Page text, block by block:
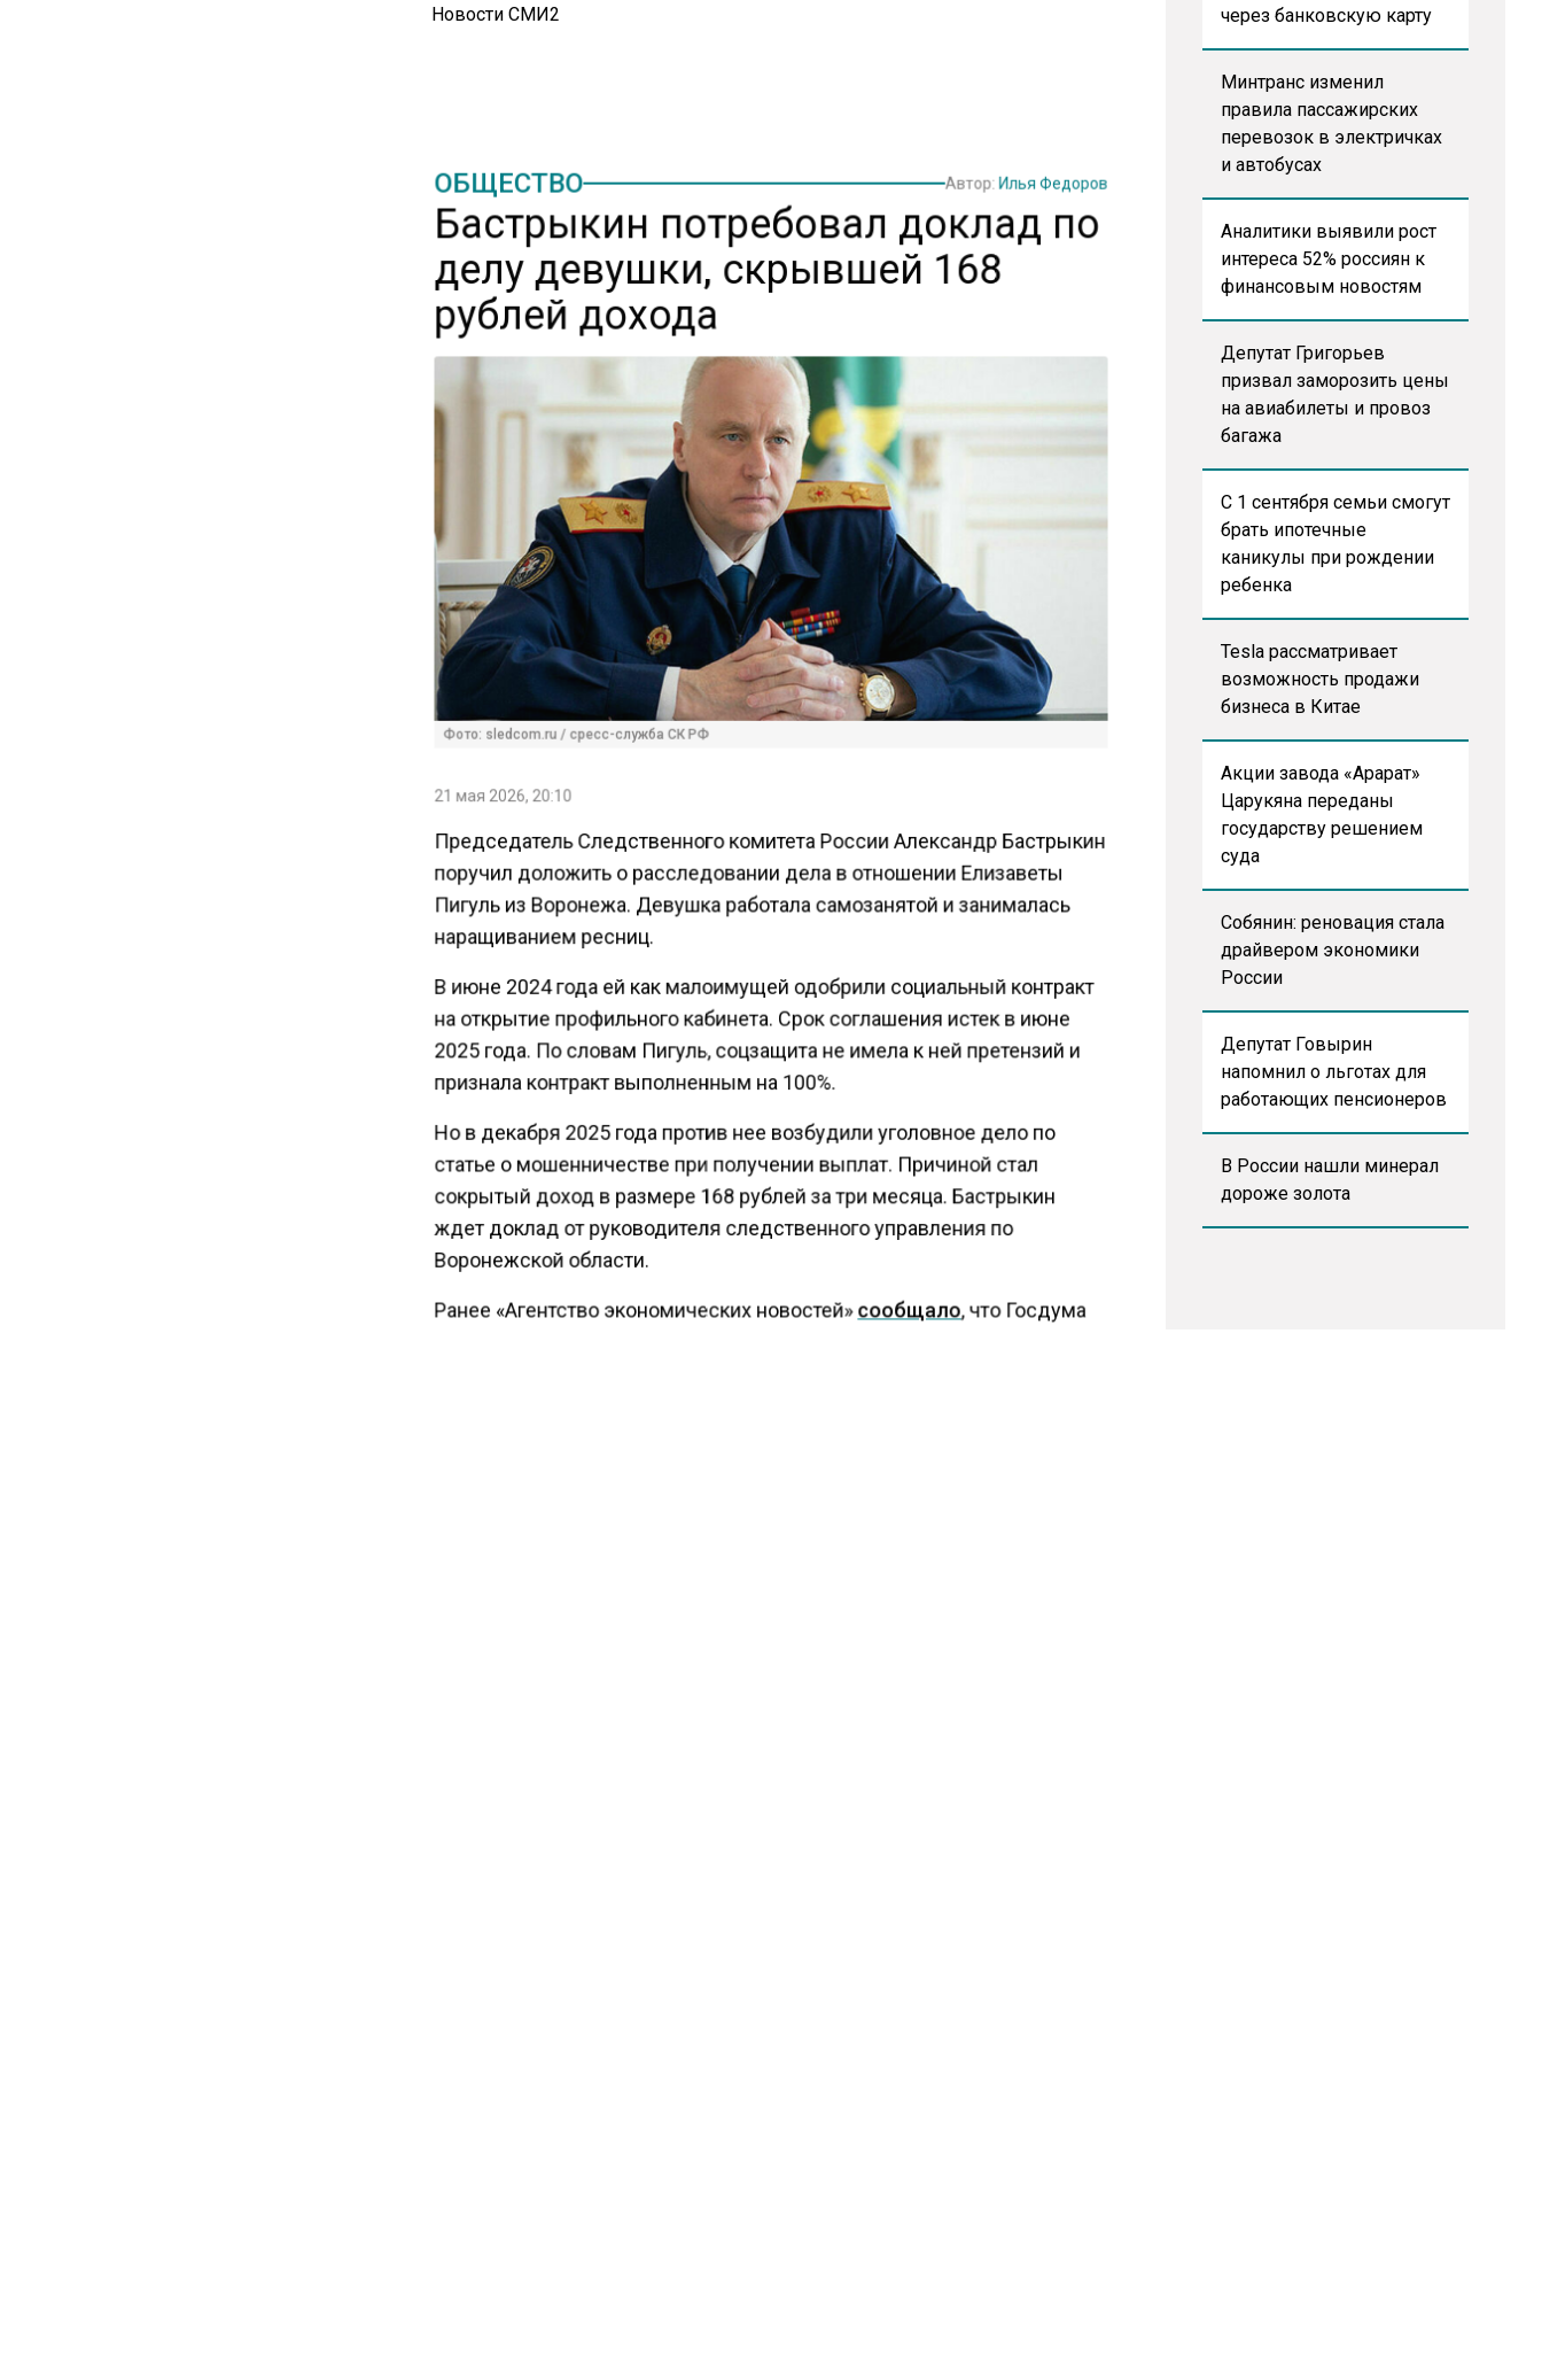
Новости СМИ2
ОБЩЕСТВО Автор:Илья Федоров
Бастрыкин потребовал доклад по
делу девушки, скрывшей 168
рублей дохода
Фото: sledcom.ru / сресс-служба СК РФ
21 мая 2026, 20:10
Председатель Следственного комитета России Александр Бастрыкин
поручил доложить о расследовании дела в отношении Елизаветы
Пигуль из Воронежа. Девушка работала самозанятой и занималась
наращиванием ресниц.
В июне 2024 года ей как малоимущей одобрили социальный контракт
на открытие профильного кабинета. Срок соглашения истек в июне
2025 года. По словам Пигуль, соцзащита не имела к ней претензий и
признала контракт выполненным на 100%.
Но в декабря 2025 года против нее возбудили уголовное дело по
статье о мошенничестве при получении выплат. Причиной стал
сокрытый доход в размере 168 рублей за три месяца. Бастрыкин
ждет доклад от руководителя следственного управления по
Воронежской области.
Ранее «Агентство экономических новостей»сообщало, что Госдума
через банковскую карту
Минтранс изменил
правила пассажирских
перевозок в электричках
и автобусах
Аналитики выявили рост
интереса 52% россиян к
финансовым новостям
Депутат Григорьев
призвал заморозить цены
на авиабилеты и провоз
багажа
С 1 сентября семьи смогут
брать ипотечные
каникулы при рождении
ребенка
Tesla рассматривает
возможность продажи
бизнеса в Китае
Акции завода «Арарат»
Царукяна переданы
государству решением
суда
Собянин: реновация стала
драйвером экономики
России
Депутат Говырин
напомнил о льготах для
работающих пенсионеров
В России нашли минерал
дороже золота